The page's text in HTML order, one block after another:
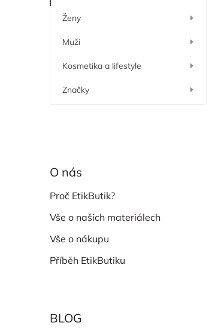
í
Ženy
Muži
Kosmetika a lifestyle
Značky
O nás
Proč EtikButik?
Vše o našich materiálech
Vše o nákupu
Příběh EtikButiku
BLOG